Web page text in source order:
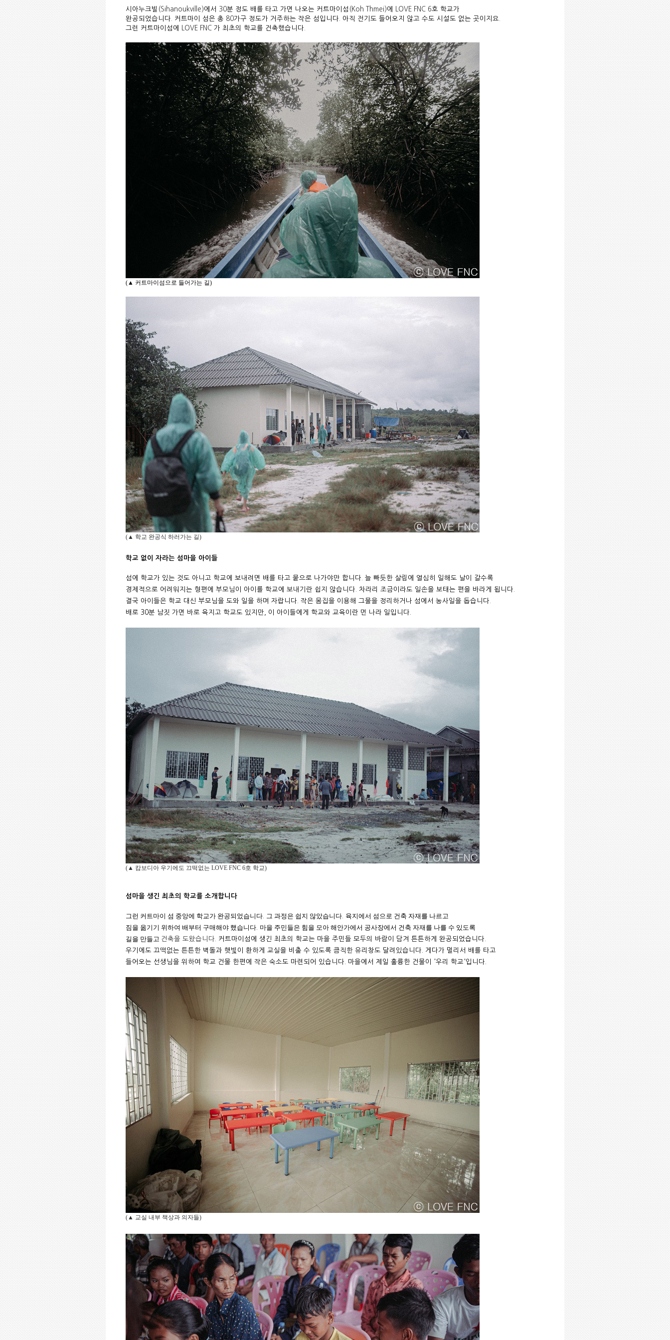
시아누크빌 (Sihanoukville)에서 30분 정도 배를 타고 가면 나오는 커트마이섬 (Koh Thmei)에 LOVE FNC 6호 학교가
완공되었습니다
커트마이 섬은 총 80가구 정도가 거주하는 작은 섬입니다 아직 전기도 들어오지 않고 수도 시설도 없는 곳이지요
그런 커트마이섬에
LOVE FNC 가 최초의 학교를 건축했습니다
(▲ 커트마이섬으로 들어가는 길)
(▲ 학교 완공식 하러가는 길)
학교 없이 자라는 섬마을 아이들
섬에 학교가 있는 것도 아니고 학교에 보내려면 배를 타고 뭍으로 나가야만 합니다
늘 빠듯한 살림에 열심히 일해도 날이 갈수록
경제적으로 어려워지는 형편에 부모님이 아이를 학교에 보내기란 쉽지 않습니다
차라리 조금이라도 일손을 보태는 편을 바라게 됩니다
결국 아이들은 학교 대신 부모님을 도와 일을 하며 자랍니다
작은 몸집을 이용해 그물을 정리하거나 섬에서 농사일을 돕습니다
배로 30분 남짓 가면 바로 육지고 학교도 있지만 이 아이들에게 학교와 교육이란 먼 나라 일입니다
(▲ 캄보디아 우기에도 끄떡없는 LOVE FNC 6호 학교)
섬마을 생긴 최초의 학교를 소개합니다
그런 커트마이 섬 중앙에 학교가 완공되었습니다 그 과정은 쉽지 않았습니다 육지에서 섬으로 건축 자재를 나르고
짐을 옮기기 위하여 배부터 구매해야 했습니다 마을 주민들은 힘을 모아 해안가에서 공사장에서 건축 자재를 나를 수 있도록
길을 만들고 건축을 도왔습니다 커트마이섬에 생긴 최초의 학교는 마을 주민들 모두의 바람이 담겨 튼튼하게 완공되었습니다
우기에도 끄떡없는 튼튼한 벽돌과 햇빛이 환하게 교실을 비출 수 있도록 큼직한 유리창도 달려있습니다
게다가 멀리서 배를 타고
들어오는 선생님을 위하여 학교 건물 한편에 작은 숙소도 마련되어 있습니다
마을에서 제일 훌륭한 건물이 '우리 학교 '입니다
(▲ 교실 내부 책상과 의자들)